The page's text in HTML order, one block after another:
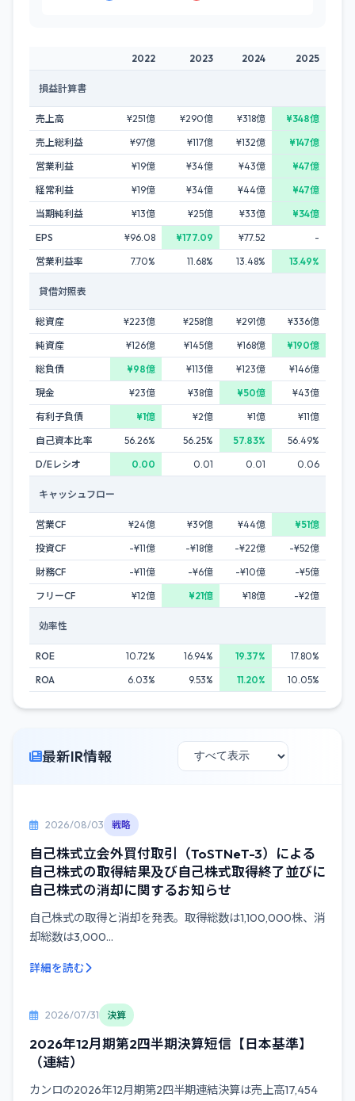
2022 2023 2024 2025
損益計算書
売上高 ¥251億 ¥290億 ¥318億
¥348億
売上総利益
¥97億 ¥117億 ¥132億
¥147億
営業利益
¥19億 ¥34億 ¥43億
¥47億
経常利益
¥19億 ¥34億 ¥44億
¥47億
当期純利益
¥13億 ¥25億 ¥33億
¥34億
EPS
¥96.08 ¥177.09 ¥77.52
-
営業利益率
7.70% 11.68% 13.48% 13.49%
貸借対照表
総資産 ¥223億 ¥258億 ¥291億
¥336億
純資産
¥126億 ¥145億 ¥168億
¥190億
総負債
¥98億 ¥113億 ¥123億
¥146億
現金
¥23億 ¥38億 ¥50億
¥43億
有利子負債
¥1億 ¥2億 ¥1億
¥11億
自己資本比率
56.26% 56.25% 57.83%
56.49%
D/Eレシオ
0.00 0.01 0.01 0.06
キャッシュフロー
営業CF ¥24億 ¥39億 ¥44億
¥51億
投資CF
-¥11億 -¥18億 -¥22億
-¥52億
財務CF
-¥11億 -¥6億 -¥10億
-¥5億
フリーCF
¥12億 ¥21億 ¥18億 -¥2億
効率性
ROE 10.72% 16.94% 19.37%
17.80%
ROA
6.03% 9.53% 11.20% 10.05%
最新IR情報
2026/08/03 戦略
自己株式立会外買付取引（ToSTNeT-3）による
自己株式の取得結果及び自己株式取得終了並びに
自己株式の消却に関するお知らせ
自己株式の取得と消却を発表。取得総数は1,100,000株、消
却総数は3,000...
詳細を読む
2026/07/31 決算
2026年12月期第2四半期決算短信【日本基準】
（連結）
カンロの2026年12月期第2四半期連結決算は売上高17,454